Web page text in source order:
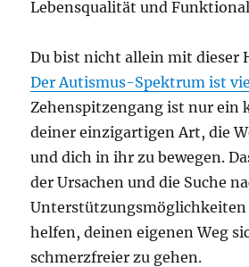
Lebensqualität und
Du bist nicht allein mit dieser
Der Autismus-Spektrum ist
Zehenspitzengang ist nur ein
deiner einzigartigen Art, die
und dich in ihr zu bewegen.
der Ursachen und die Suche
helfen, deinen eigenen Weg
schmerzfreier zu gehen.